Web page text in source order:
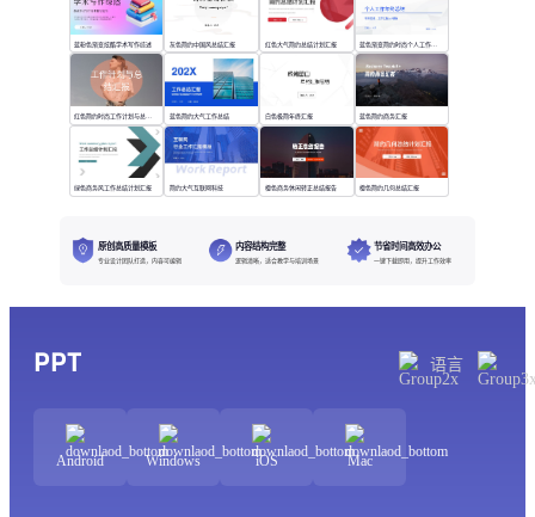
蓝粉色渐变炫酷学术写作综述 灰色简约中国风总结汇报 红色大气简约总结计划汇报
蓝色简约大气工作总结 白色极简年终汇报 蓝色简约商务汇报
绿色商务风工作总结计划汇报 简约大气互联网科技 橙色商务休闲转正总结报告 橙色简约几何总结汇报
原创高质量模板
专业设计团队打造，内容可编辑
内容结构完整
逻辑清晰，适合教学与培训场景
节省时间高效办公
一键下载即用，提升工作效率
PPT 语言
Android Windows iOS Mac